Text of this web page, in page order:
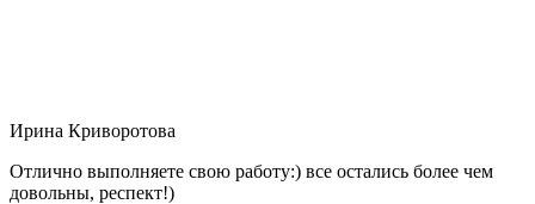
Ирина Криворотова
Отлично выполняете свою работу:) все остались более чем
довольны, респект!)